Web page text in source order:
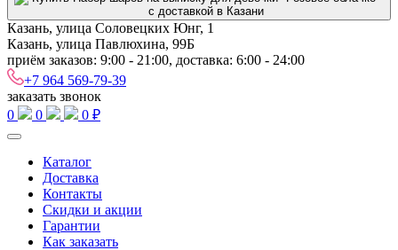
Казань, улица Соловецких Юнг, 1
Казань, улица Павлюхина, 99Б
приём заказов: 9:00 - 21:00, доставка: 6:00 - 24:00
+7 964 569-79-39
заказать звонок
0
0 0 ₽
Каталог
Доставка
Контакты
Скидки и акции
Гарантии
Как заказать